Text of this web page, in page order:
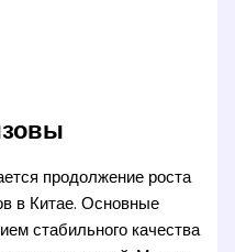
продолжение роста
в Китае. Основные
стабильного качества